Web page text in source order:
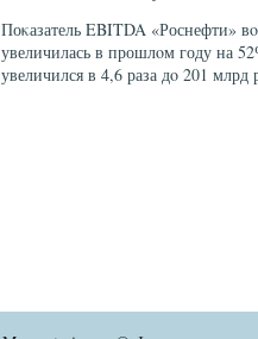
Поκазатель EBITDA «Роснефти»
увеличилась в прошлοм году на
увеличился в 4,6 раза дο 201 млрд